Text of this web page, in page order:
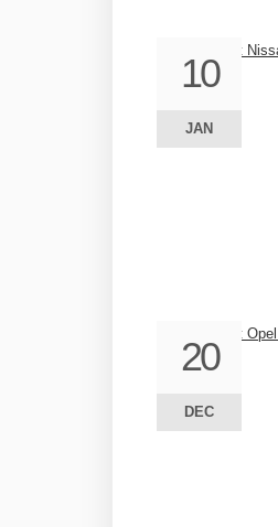
10
JAN
10
JAN
20
DEC
20
DEC